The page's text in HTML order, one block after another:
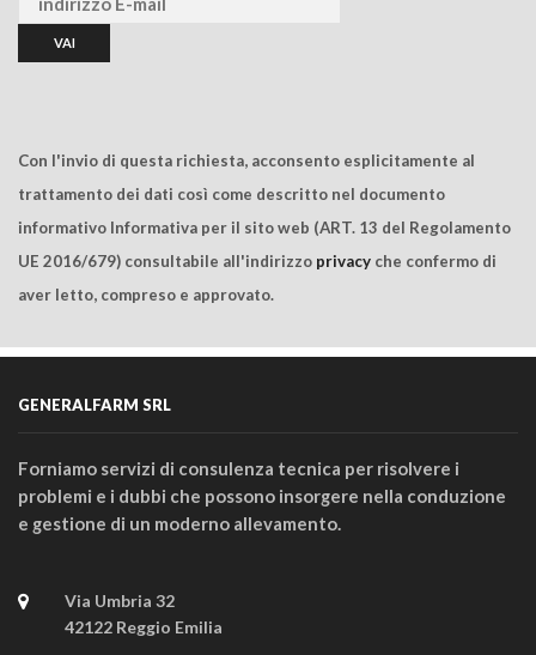
Con l'invio di questa richiesta, acconsento esplicitamente al
trattamento dei dati così come descritto nel documento
informativo Informativa per il sito web (ART. 13 del Regolamento
UE 2016/679) consultabile all'indirizzo privacy che confermo di
aver letto, compreso e approvato.
GENERALFARM SRL
Forniamo servizi di consulenza tecnica per risolvere i
problemi e i dubbi che possono insorgere nella conduzione
e gestione di un moderno allevamento.
Via Umbria 32
42122 Reggio Emilia